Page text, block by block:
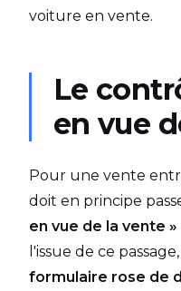
voiture en vente.
Le
en vue
Pour une vente
doit en principe
en vue de la vente »
l'issue de ce
formulaire rose de